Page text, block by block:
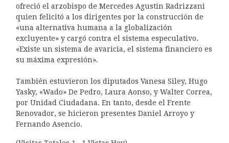
ofreció el arzobispo de Mercedes Agustín Radrizzani
quien felicitó a los dirigentes por la construcción de
«una alternativa humana a la globalización
excluyente» y cargó contra el sistema especulativo.
«Existe un sistema de avaricia, el sistema financiero es
su máxima expresión».
También estuvieron los diputados Vanesa Siley, Hugo
Yasky, «Wado» De Pedro, Laura Aonso, y Walter Correa,
por Unidad Ciudadana. En tanto, desde el Frente
Renovador, se hicieron presentes Daniel Arroyo y
Fernando Asencio.